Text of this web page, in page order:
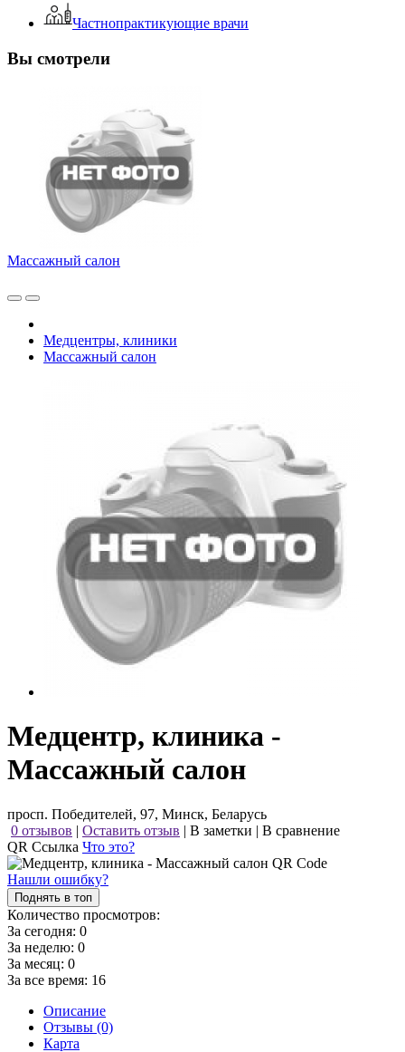
Частнопрактикующие врачи
Вы смотрели
Массажный салон
Медцентры, клиники
Массажный салон
Медцентр, клиника -
Массажный салон
просп. Победителей, 97, Минск, Беларусь
0 отзывов | Оставить отзыв | В заметки | В сравнение
QR Ссылка Что это?
Нашли ошибку?
Поднять в топ
Количество просмотров:
За сегодня: 0
За неделю: 0
За месяц: 0
За все время: 16
Описание
Отзывы (0)
Карта